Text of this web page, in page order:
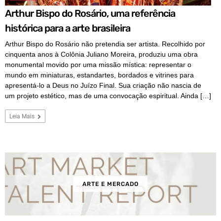
Arthur Bispo do Rosário, uma referência
histórica para a arte brasileira
Arthur Bispo do Rosário não pretendia ser artista. Recolhido por
cinquenta anos à Colônia Juliano Moreira, produziu uma obra
monumental movido por uma missão mística: representar o
mundo em miniaturas, estandartes, bordados e vitrines para
apresentá-lo a Deus no Juízo Final. Sua criação não nascia de
um projeto estético, mas de uma convocação espiritual. Ainda […]
Leia Mais
ARTE E MERCADO